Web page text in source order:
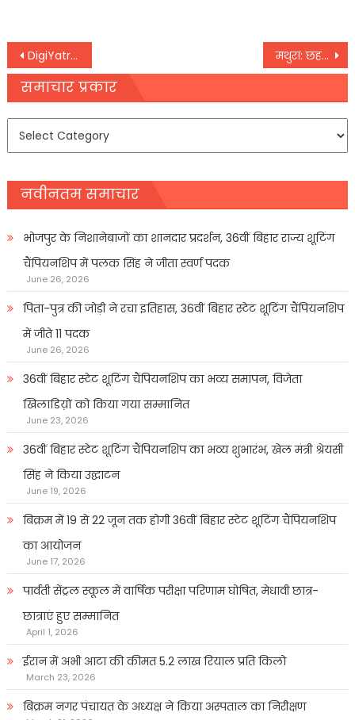
Post
navigation
DigiYatra: अब चेहरा ही होगा आपका बोर्डिंग पास, उड्डयन मंत्री ज्योतिरादित्य सिंधिया ने लॉन्च किया डिजियात्रा ऐप मथुरा: छह दिसंबर को शाही ईदगाह में जलाभिषेक की घोषणा के बाद सख्ती, राजश्री के खिलाफ वारंट जारी
समाचार प्रकार
समाचार
नवीनतम समाचार
भोजपुर के निशानेबाजों का शानदार प्रदर्शन, 36वीं बिहार राज्य शूटिंग
चैंपियनशिप में पलक सिंह ने जीता स्वर्ण पदक
June 26, 2026
पिता-पुत्र की जोड़ी ने रचा इतिहास, 36वीं बिहार स्टेट शूटिंग चैंपियनशिप
में जीते 11 पदक
June 26, 2026
36वीं बिहार स्टेट शूटिंग चैंपियनशिप का भव्य समापन, विजेता
खिलाडिय़ों को किया गया सम्मानित
June 23, 2026
36वीं बिहार स्टेट शूटिंग चैंपियनशिप का भव्य शुभारंभ, खेल मंत्री श्रेयसी
सिंह ने किया उद्घाटन
June 19, 2026
बिक्रम में 19 से 22 जून तक होगी 36वीं बिहार स्टेट शूटिंग चैंपियनशिप
का आयोजन
June 17, 2026
पार्वती सेंट्रल स्कूल में वार्षिक परीक्षा परिणाम घोषित, मेधावी छात्र-
छात्राएं हुए सम्मानित
April 1, 2026
ईरान में अभी आटा की कीमत 5.2 लाख रियाल प्रति किलो
March 23, 2026
बिक्रम नगर पंचायत के अध्यक्ष ने किया अस्पताल का निरीक्षण